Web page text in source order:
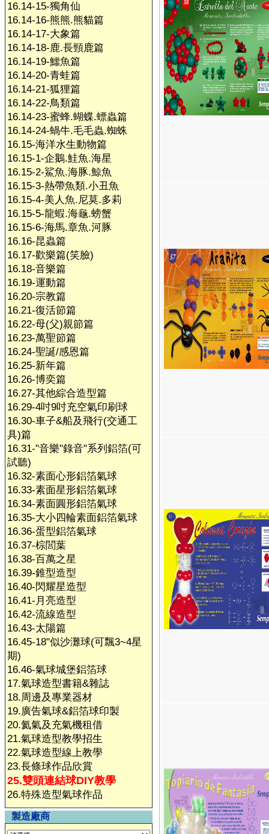
16.14-15-獨角仙
16.14-16-熊熊.熊貓篇
16.14-17-大象篇
16.14-18-鹿.長頸鹿篇
16.14-19-鱷魚篇
16.14-20-青蛙篇
16.14-21-狐狸篇
16.14-22-鳥類篇
16.14-23-蜜蜂.蝴蝶.螵蟲篇
16.14-24-蝸牛.毛毛蟲.蜘蛛
16.15-海洋水生動物篇
16.15-1-企鵝.鮭魚.海星
16.15-2-鯊魚.海豚.鯨魚
16.15-3-熱帶魚類.小丑魚
16.15-4-美人魚.尼莫.多莉
16.15-5-龍蝦.海龜.螃蟹
16.15-6-海馬.章魚.河豚
16.16-昆蟲篇
16.17-歡樂篇(笑臉)
16.18-音樂篇
16.19-運動篇
16.20-宗教篇
16.21-復活節篇
16.22-母(父)親節篇
16.23-萬聖節篇
16.24-聖誕/感恩篇
16.25-新年篇
16.26-博奕篇
16.27-其他綜合造型篇
16.29-4吋9吋充空氣印刷球
16.30-車子&船及飛行(交通工
具)篇
16.31-"音樂"錄音"系列鋁箔(可
試聽)
16.32-素面心形鋁箔氣球
16.33-素面星形鋁箔氣球
16.34-素面圓形鋁箔氣球
16.35-大小四輪素面鋁箔氣球
16.36-蛋型鋁箔氣球
16.37-棕閭葉
16.38-百萬之星
16.39-錐型造型
16.40-閃耀星造型
16.41-月亮造型
16.42-流線造型
16.43-太陽篇
16.45-18"似沙灘球(可飄3~4星
期)
16.46-氣球城堡鋁箔球
17.氣球造型書籍&雜誌
18.周邊及專業器材
19.廣告氣球&鋁箔球印製
20.氦氣及充氣機租借
21.氣球造型教學招生
22.氣球造型線上教學
23.長條球作品欣賞
25.雙頭連結球DIY教學
26.特殊造型氣球作品
製造廠商